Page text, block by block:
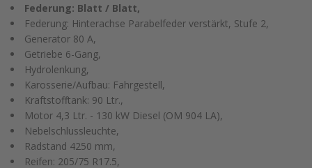
Federung: Blatt / Blatt,
Federung: Hinterachse Parabelfeder verstärkt, Stufe 2,
Generator 80 A,
Getriebe 6-Gang,
Hydrolenkung,
Karosserie/Aufbau: Fahrgestell,
Kraftstofftank: 90 Ltr.,
Motor 4,3 Ltr. - 130 kW Diesel (OM 904 LA),
Nebelschlussleuchte,
Radstand 4250 mm,
Reifen: 205/75 R17.5,